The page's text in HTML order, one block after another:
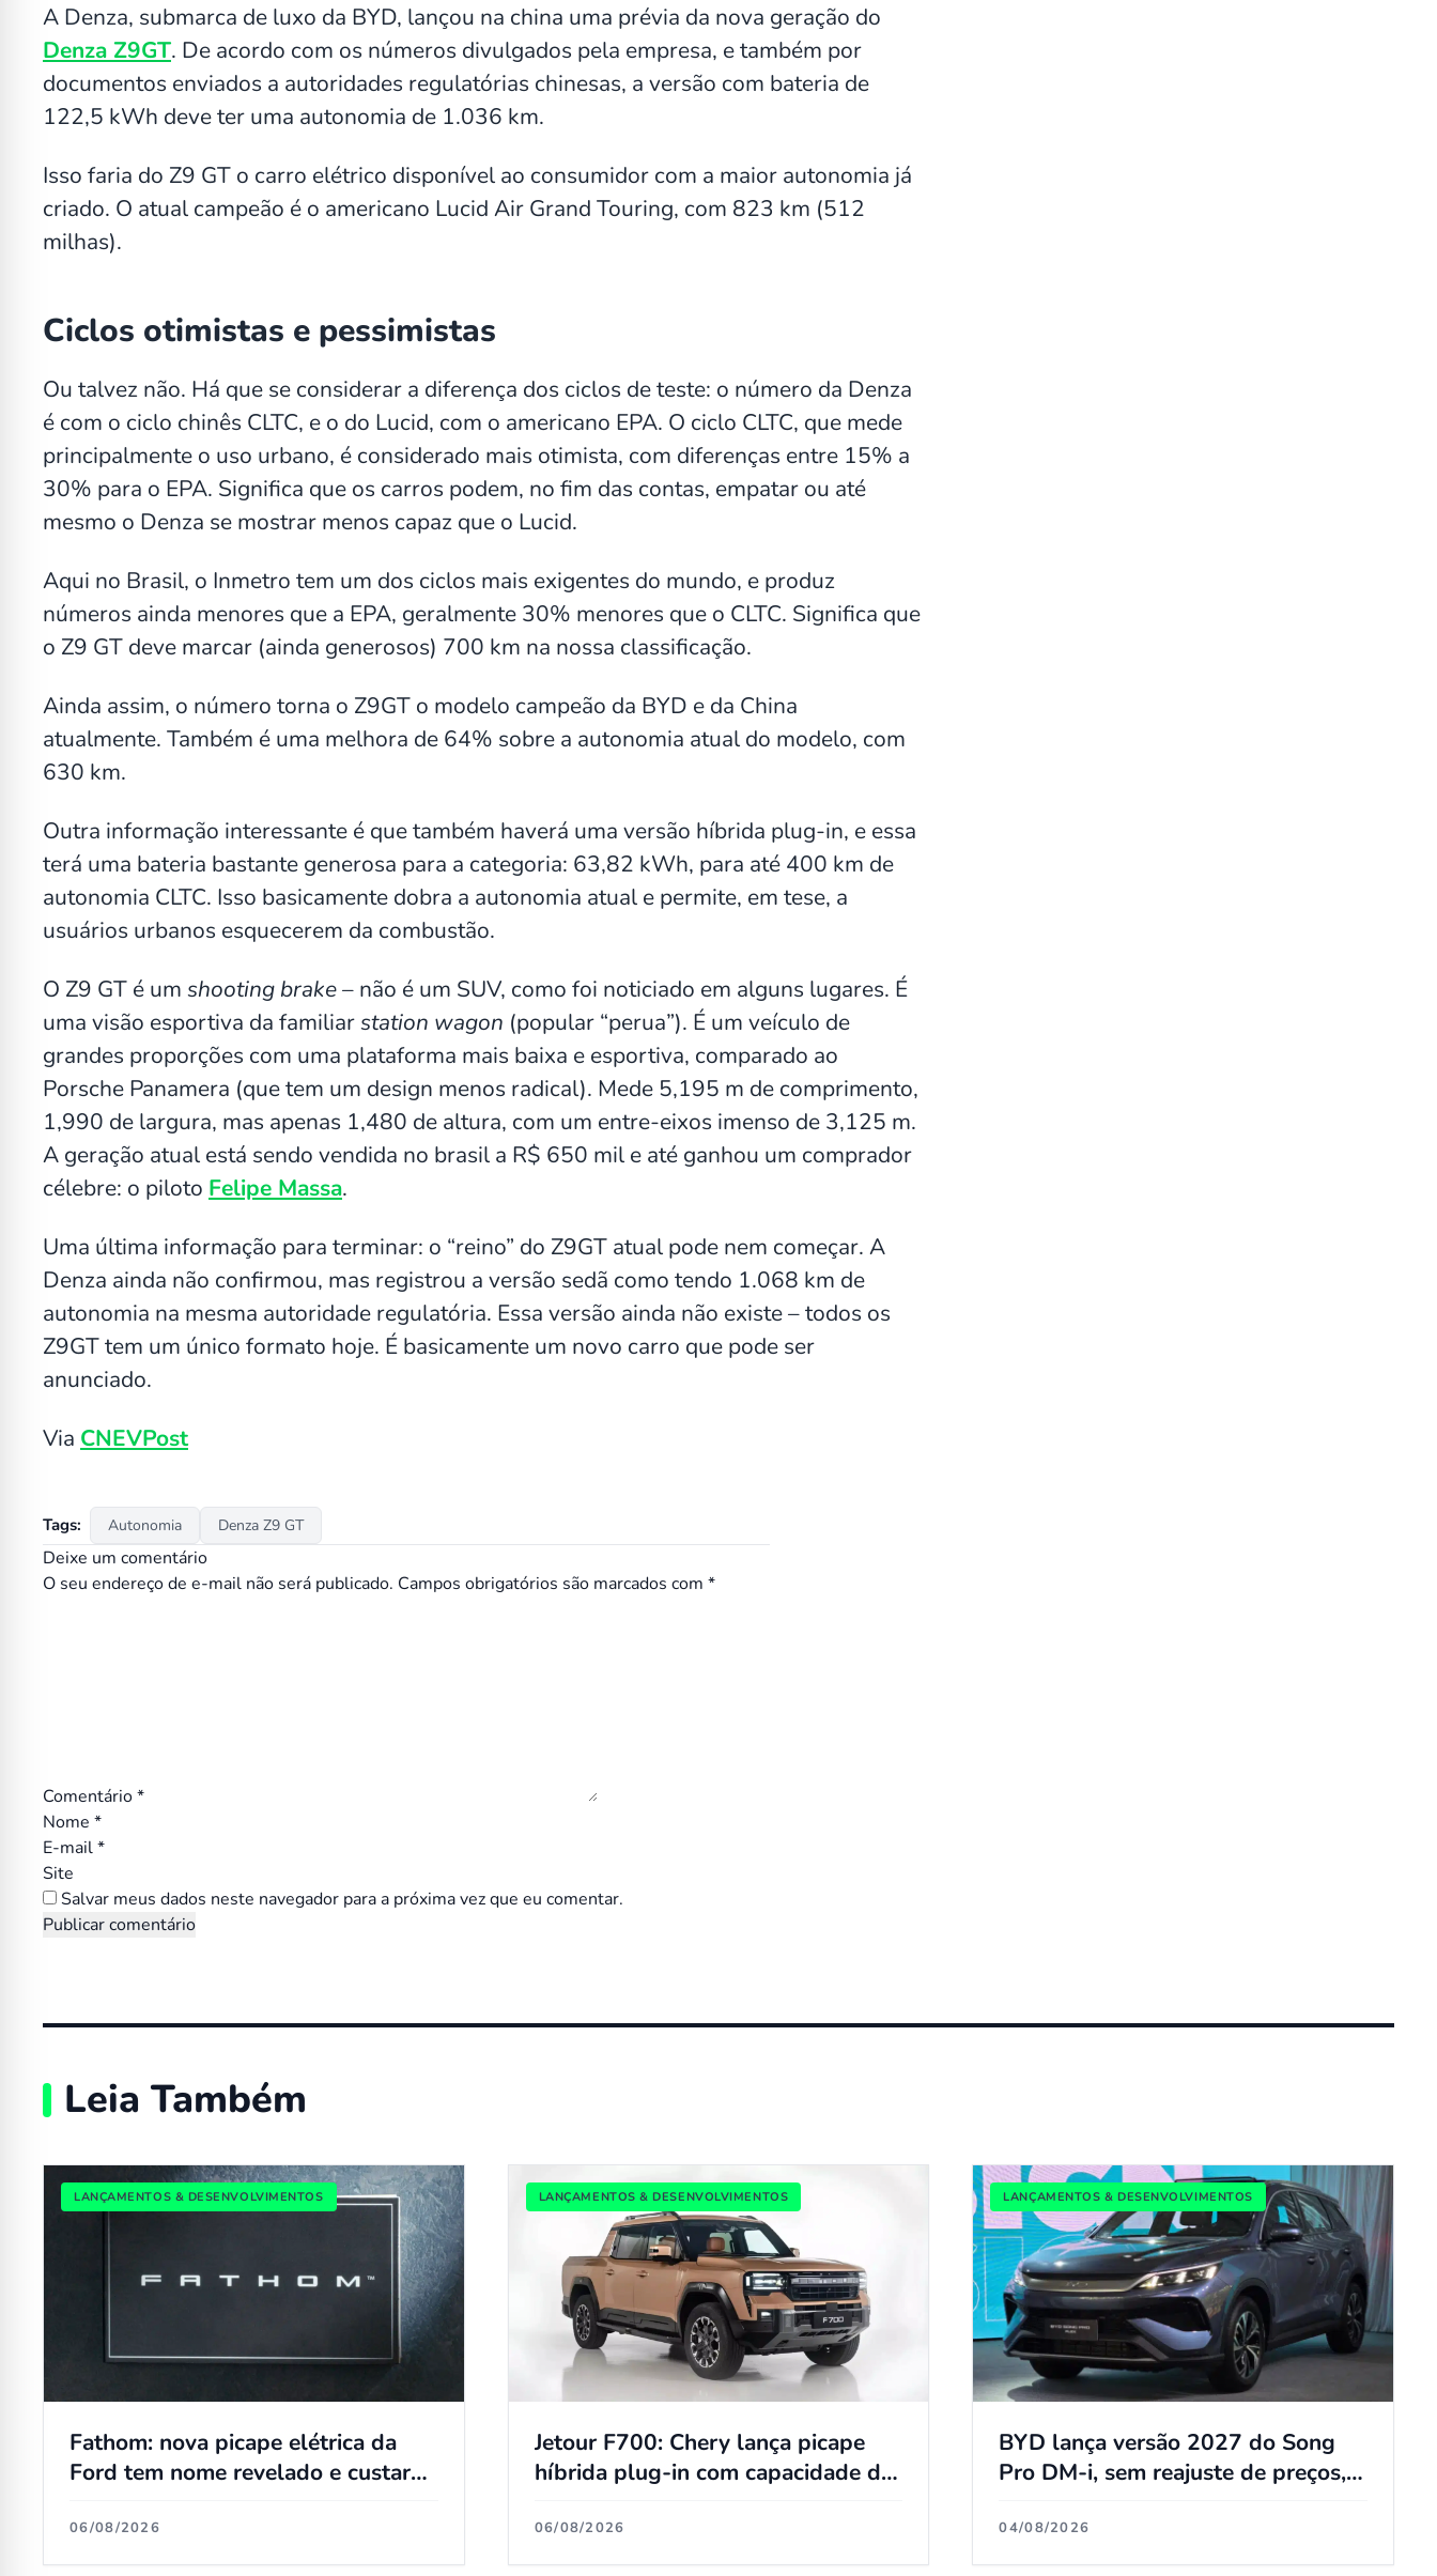
A Denza, submarca de luxo da BYD, lançou na china uma prévia da nova geração do
Denza Z9GT. De acordo com os números divulgados pela empresa, e também por
documentos enviados a autoridades regulatórias chinesas, a versão com bateria de
122,5 kWh deve ter uma autonomia de 1.036 km.
Isso faria do Z9 GT o carro elétrico disponível ao consumidor com a maior autonomia já
criado. O atual campeão é o americano Lucid Air Grand Touring, com 823 km (512
milhas).
Ciclos otimistas e pessimistas
Ou talvez não. Há que se considerar a diferença dos ciclos de teste: o número da Denza
é com o ciclo chinês CLTC, e o do Lucid, com o americano EPA. O ciclo CLTC, que mede
principalmente o uso urbano, é considerado mais otimista, com diferenças entre 15% a
30% para o EPA. Significa que os carros podem, no fim das contas, empatar ou até
mesmo o Denza se mostrar menos capaz que o Lucid.
Aqui no Brasil, o Inmetro tem um dos ciclos mais exigentes do mundo, e produz
números ainda menores que a EPA, geralmente 30% menores que o CLTC. Significa que
o Z9 GT deve marcar (ainda generosos) 700 km na nossa classificação.
Ainda assim, o número torna o Z9GT o modelo campeão da BYD e da China
atualmente. Também é uma melhora de 64% sobre a autonomia atual do modelo, com
630 km.
Outra informação interessante é que também haverá uma versão híbrida plug-in, e essa
terá uma bateria bastante generosa para a categoria: 63,82 kWh, para até 400 km de
autonomia CLTC. Isso basicamente dobra a autonomia atual e permite, em tese, a
usuários urbanos esquecerem da combustão.
O Z9 GT é um shooting brake– não é um SUV, como foi noticiado em alguns lugares. É
uma visão esportiva da familiarstation wagon (popular “perua”). É um veículo de
grandes proporções com uma plataforma mais baixa e esportiva, comparado ao
Porsche Panamera (que tem um design menos radical). Mede 5,195 m de comprimento,
1,990 de largura, mas apenas 1,480 de altura, com um entre-eixos imenso de 3,125 m.
A geração atual está sendo vendida no brasil a R$ 650 mil e até ganhou um comprador
célebre: o piloto Felipe Massa.
Uma última informação para terminar: o “reino” do Z9GT atual pode nem começar. A
Denza ainda não confirmou, mas registrou a versão sedã como tendo 1.068 km de
autonomia na mesma autoridade regulatória. Essa versão ainda não existe – todos os
Z9GT tem um único formato hoje. É basicamente um novo carro que pode ser
anunciado.
Via CNEVPost
Tags: Autonomia Denza Z9 GT
Deixe um comentário
O seu endereço de e-mail não será publicado. Campos obrigatórios são marcados com *
Comentário*
Nome *
E-mail*
Site
Salvar meus dados neste navegador para a próxima vez que eu comentar.
Leia Também
LANÇAMENTOS & DESENVOLVIMENTOS
Fathom: nova picape elétrica da
Ford tem nome revelado e custará
06/08/2026
LANÇAMENTOS & DESENVOLVIMENTOS
Jetour F700: Chery lança picape
híbrida plug-in com capacidade de
90 cm
06/08/2026
LANÇAMENTOS & DESENVOLVIMENTOS
BYD lança versão 2027 do Song
Pro DM-i, sem reajuste de preços,
flex
04/08/2026